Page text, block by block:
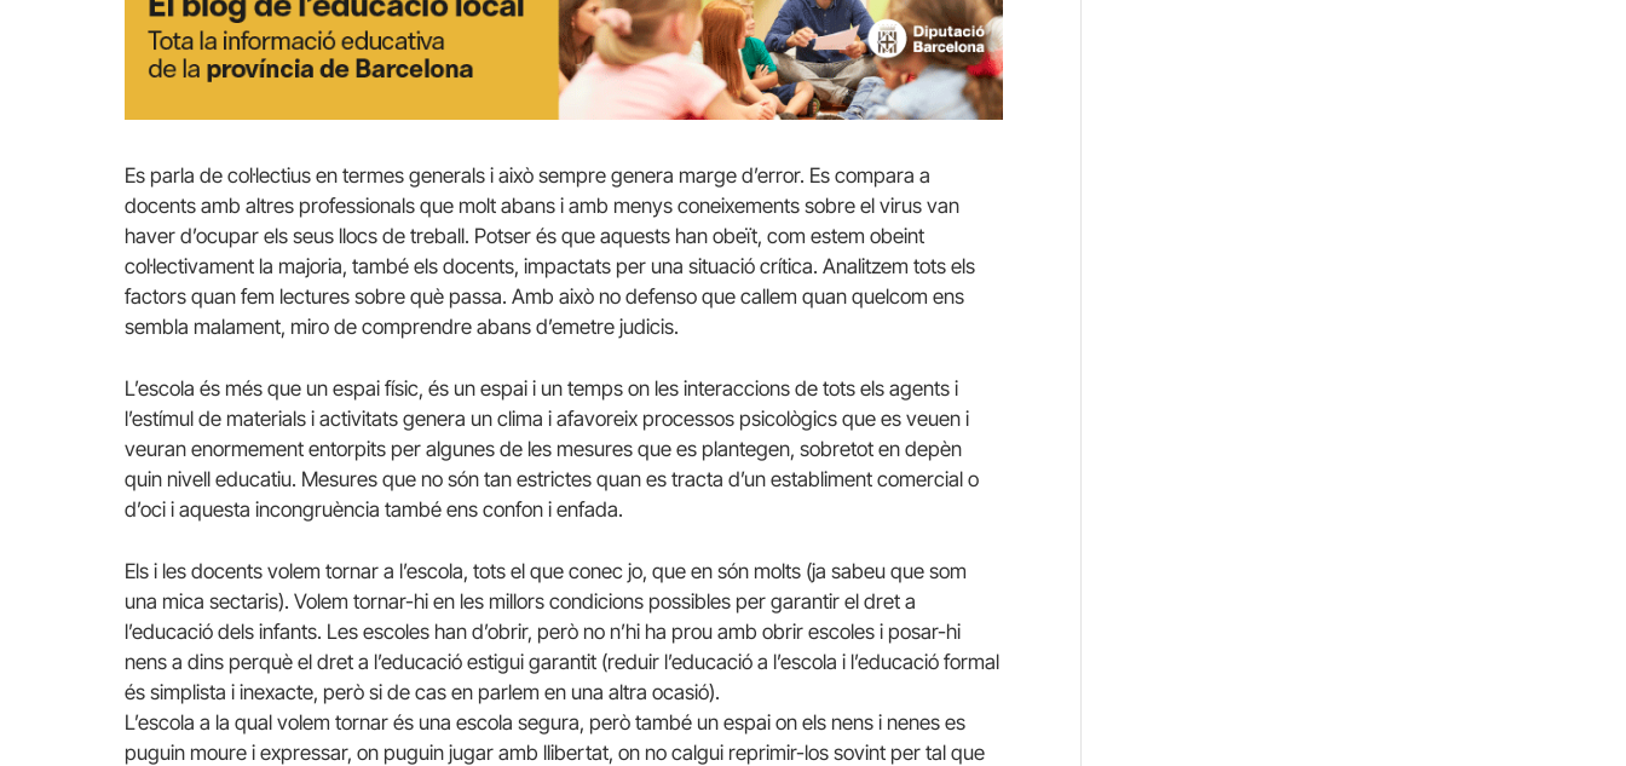
Es parla de col·lectius en termes generals i això sempre genera marge d’error. Es compara a
docents amb altres professionals que molt abans i amb menys coneixements sobre el virus van
haver d’ocupar els seus llocs de treball. Potser és que aquests han obeït, com estem obeint
col·lectivament la majoria, també els docents, impactats per una situació crítica. Analitzem tots els
factors quan fem lectures sobre què passa. Amb això no defenso que callem quan quelcom ens
sembla malament, miro de comprendre abans d’emetre judicis.
L’escola és més que un espai físic, és un espai i un temps on les interaccions de tots els agents i
l’estímul de materials i activitats genera un clima i afavoreix processos psicològics que es veuen i
veuran enormement entorpits per algunes de les mesures que es plantegen, sobretot en depèn
quin nivell educatiu. Mesures que no són tan estrictes quan es tracta d’un establiment comercial o
d’oci i aquesta incongruència també ens confon i enfada.
Els i les docents volem tornar a l’escola, tots el que conec jo, que en són molts (ja sabeu que som
una mica sectaris). Volem tornar-hi en les millors condicions possibles per garantir el dret a
l’educació dels infants. Les escoles han d’obrir, però no n’hi ha prou amb obrir escoles i posar-hi
nens a dins perquè el dret a l’educació estigui garantit (reduir l’educació a l’escola i l’educació formal
és simplista i inexacte, però si de cas en parlem en una altra ocasió).
L’escola a la qual volem tornar és una escola segura, però també un espai on els nens i nenes es
puguin moure i expressar, on puguin jugar amb llibertat, on no calgui reprimir-los sovint per tal que